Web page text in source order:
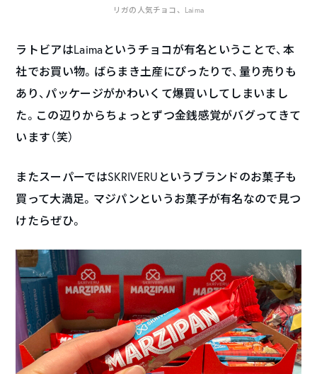
リガの人気チョコ、Laima
ラトビアはLaimaというチョコが有名ということで、本
社でお買い物。ばらまき土産にぴったりで、量り売りも
あり、パッケージがかわいくて爆買いしてしまいまし
た。この辺りからちょっとずつ金銭感覚がバグってきて
います（笑）
またスーパーではSKRIVERUというブランドのお菓子も
買って大満足。マジパンというお菓子が有名なので見つ
けたらぜひ。